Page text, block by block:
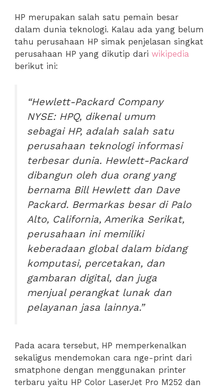
HP merupakan salah satu pemain besar
dalam dunia teknologi. Kalau ada yang belum
tahu perusahaan HP simak penjelasan singkat
perusahaan HP yang dikutip dari wikipedia
berikut ini:
“Hewlett-Packard Company
NYSE: HPQ, dikenal umum
sebagai HP, adalah salah satu
perusahaan teknologi informasi
terbesar dunia. Hewlett-Packard
dibangun oleh dua orang yang
bernama Bill Hewlett dan Dave
Packard. Bermarkas besar di Palo
Alto, California, Amerika Serikat,
perusahaan ini memiliki
keberadaan global dalam bidang
komputasi, percetakan, dan
gambaran digital, dan juga
menjual perangkat lunak dan
pelayanan jasa lainnya.”
Pada acara tersebut, HP memperkenalkan
sekaligus mendemokan cara nge-print dari
smatphone dengan menggunakan printer
terbaru yaitu HP Color LaserJet Pro M252 dan